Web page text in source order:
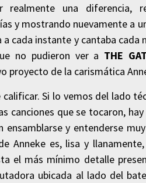
realmente una diferencia,
y mostrando nuevamente a
a cada instante y cantaba
no pudieron ver a THE
proyecto de la carismática
Si lo vemos del lado
canciones que se tocaron,
y entenderse
Anneke es, lisa y
el más mínimo detalle
ubicada al lado del